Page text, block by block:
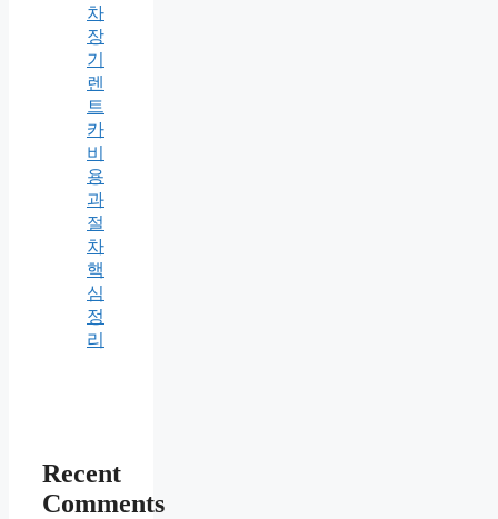
차
장
기
렌
트
카
비
용
과
절
차
핵
심
정
리
Recent
Comments